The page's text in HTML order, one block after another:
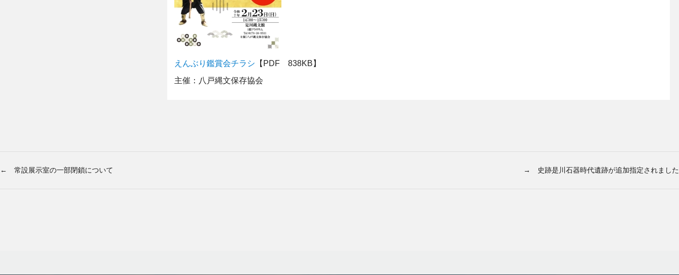
えんぶり鑑賞会チラシ 【PDF 838KB】
主催：八戸縄文保存協会
← 常設展示室の一部閉鎖について → 史跡是川石器時代遺跡が追加指定されました